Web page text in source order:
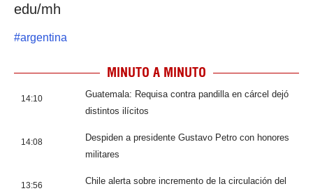
edu/mh
#argentina
MINUTO A MINUTO
14:10
Guatemala: Requisa contra pandilla en cárcel dejó
distintos ilícitos
14:08
Despiden a presidente Gustavo Petro con honores
militares
13:56
Chile alerta sobre incremento de la circulación del